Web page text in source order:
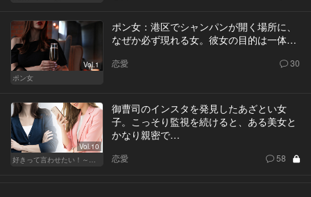
Vol.1
ポン女
ポン女：港区でシャンパンが開く場所に、
なぜか必ず現れる女。彼女の目的は一体…
恋愛 30
Vol.10
好きって言わせたい！～正反対のふたり～
御曹司のインスタを発見したあざとい女
子。こっそり監視を続けると、ある美女と
かなり親密で…
恋愛 58